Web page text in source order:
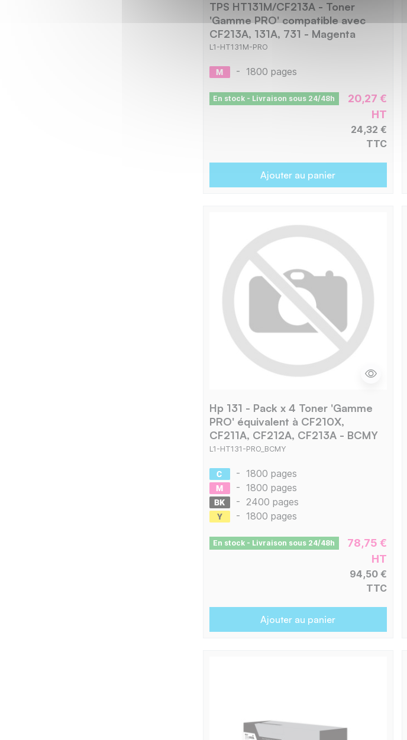
TPS HT131M/CF213A - Toner
'Gamme PRO' compatible avec
CF213A, 131A, 731 - Magenta
L1-HT131M-PRO
- 1800 pages
En stock - Livraison sous 24/48h
20,27 €
HT
24,32 €
TTC
Ajouter au panier
Hp 131 - Pack x 4 Toner 'Gamme
PRO' équivalent à CF210X,
CF211A, CF212A, CF213A - BCMY
L1-HT131-PRO_BCMY
- 1800 pages
- 1800 pages
- 2400 pages
- 1800 pages
En stock - Livraison sous 24/48h
78,75 €
HT
94,50 €
TTC
Ajouter au panier